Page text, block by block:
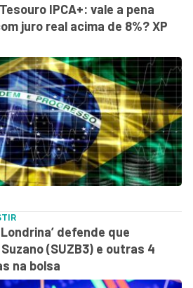
IPCA+: vale a pena
juro real acima de 8%? XP
defende que
(SUZB3) e outras 4
na bolsa